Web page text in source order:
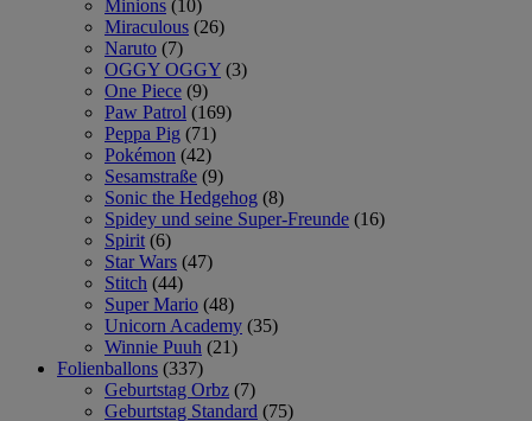
Minions (10)
Miraculous (26)
Naruto (7)
OGGY OGGY (3)
One Piece (9)
Paw Patrol (169)
Peppa Pig (71)
Pokémon (42)
Sesamstraße (9)
Sonic the Hedgehog (8)
Spidey und seine Super-Freunde (16)
Spirit (6)
Star Wars (47)
Stitch (44)
Super Mario (48)
Unicorn Academy (35)
Winnie Puuh (21)
Folienballons (337)
Geburtstag Orbz (7)
Geburtstag Standard (75)